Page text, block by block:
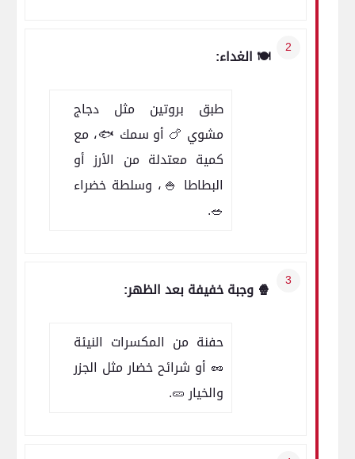
🍽️ الغداء:
طبق بروتين مثل دجاج
مشوي 🍗 أو سمك 🐟، مع
كمية معتدلة من الأرز أو
البطاطا 🍚، وسلطة خضراء
🥗.
🍿 وجبة خفيفة بعد الظهر:
حفنة من المكسرات النيئة
🥜 أو شرائح خضار مثل الجزر
والخيار 🥒.